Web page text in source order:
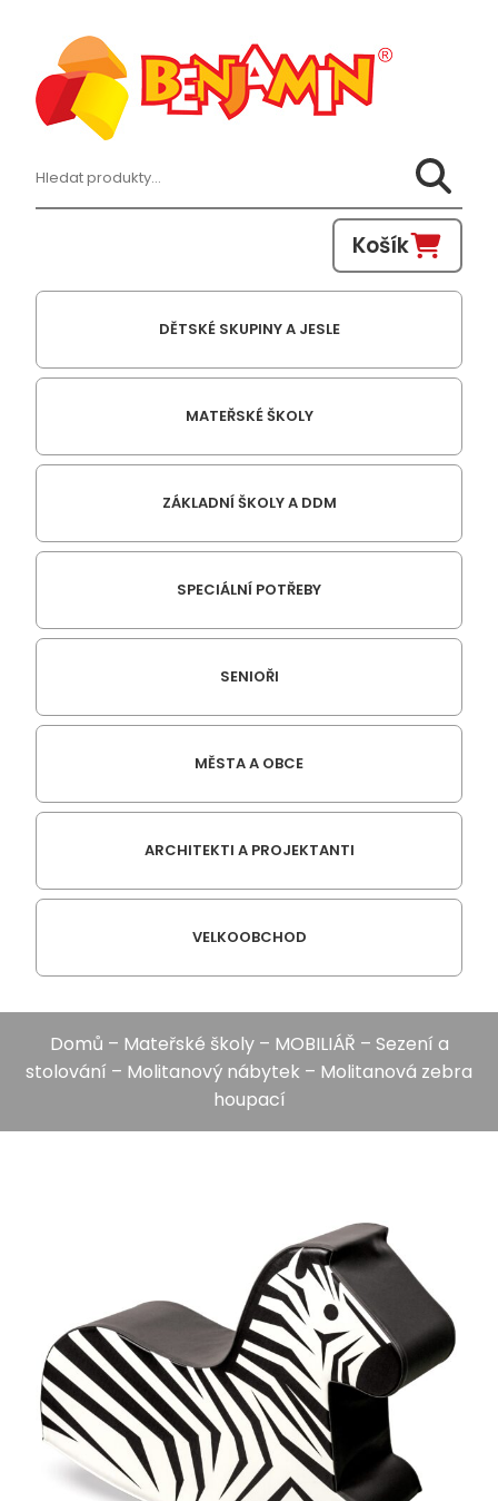
Hledat:
Košík
DĚTSKÉ SKUPINY A JESLE
MATEŘSKÉ ŠKOLY
ZÁKLADNÍ ŠKOLY A DDM
SPECIÁLNÍ POTŘEBY
SENIOŘI
MĚSTA A OBCE
ARCHITEKTI A PROJEKTANTI
VELKOOBCHOD
Domů – Mateřské školy– MOBILIÁŘ – Sezení a
stolování – Molitanový nábytek – Molitanová zebra
houpací